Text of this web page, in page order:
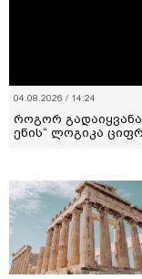
04.08.2026 / 14:24
როგორ გადაიყვანა
ენის“ ლოგიკა